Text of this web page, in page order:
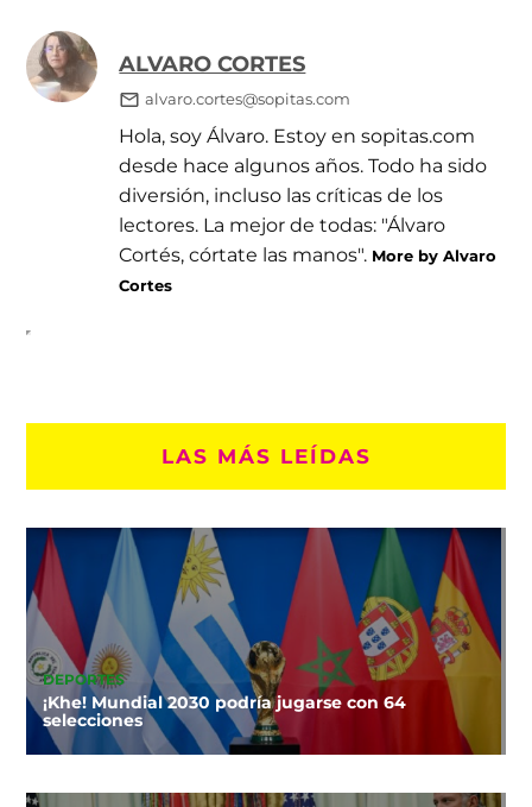
ALVARO CORTES
alvaro.cortes@sopitas.com
Hola, soy Álvaro. Estoy en sopitas.com
desde hace algunos años. Todo ha sido
diversión, incluso las críticas de los
lectores. La mejor de todas: "Álvaro
Cortés, córtate las manos". More by Alvaro
Cortes
LAS MÁS LEÍDAS
DEPORTES
¡Khe! Mundial 2030 podría jugarse con 64
selecciones